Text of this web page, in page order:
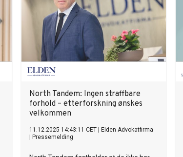
North Tandem: Ingen straffbare
forhold – etterforskning ønskes
velkommen
11.12.2025 14:43:11 CET
Elden Advokatfirma
Pressemelding